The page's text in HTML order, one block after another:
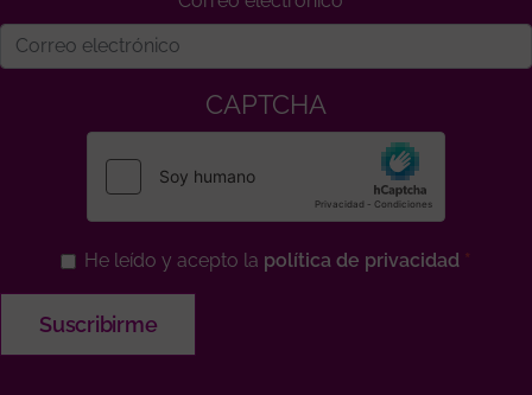
CAPTCHA
He leído y acepto la política de privacidad